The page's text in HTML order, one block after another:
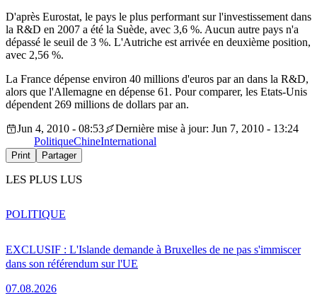
D'après Eurostat, le pays le plus performant sur l'investissement dans
la R&D en 2007 a été la Suède, avec 3,6 %. Aucun autre pays n'a
dépassé le seuil de 3 %. L'Autriche est arrivée en deuxième position,
avec 2,56 %.
La France dépense environ 40 millions d'euros par an dans la R&D,
alors que l'Allemagne en dépense 61. Pour comparer, les Etats-Unis
dépendent 269 millions de dollars par an.
Jun 4, 2010 - 08:53
Dernière mise à jour: Jun 7, 2010 - 13:24
PolitiqueChineInternational
Print Partager
LES PLUS LUS
EXCLUSIF : L'Islande demande à Bruxelles de ne pas s'immiscer
dans son référendum sur l'UE
07.08.2026
POLITIQUE